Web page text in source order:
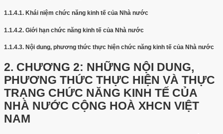
1.1.4.1. Khái niệm chức năng kinh tế của Nhà nước
1.1.4.2. Giới hạn chức năng kinh tế của Nhà nước
1.1.4.3. Nội dung, phương thức thực hiện chức năng kinh tế của Nhà nước
2. CHƯƠNG 2: NHỮNG NỘI DUNG,
PHƯƠNG THỨC THỰC HIỆN VÀ THỰC
TRẠNG CHỨC NĂNG KINH TẾ CỦA
NHÀ NƯỚC CỘNG HOÀ XHCN VIỆT
NAM